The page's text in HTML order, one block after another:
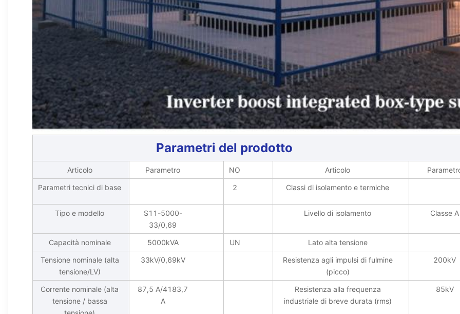
Parametri del prodotto
Articolo Parametro NO Articolo
Parametri tecnici di base
2 Classi di isolamento e termiche
Tipo e modello
S11-5000-
33/0,69
Livello di isolamento Classe A
Capacità nominale 5000kVA UN
Lato alta tensione
Tensione nominale (alta
tensione/LV)
33kV/0,69kV
Resistenza agli impulsi di fulmine
(picco)
200kV
Corrente nominale (alta
tensione / bassa
87,5 A/4183,7
A
Resistenza alla frequenza
industriale di breve durata (rms)
85kV